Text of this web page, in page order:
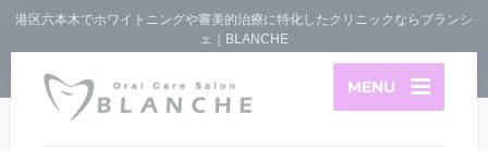
港区六本木でホワイトニングや審美的治療に特化したクリニックならブランシ
ェ｜BLANCHE
MENU